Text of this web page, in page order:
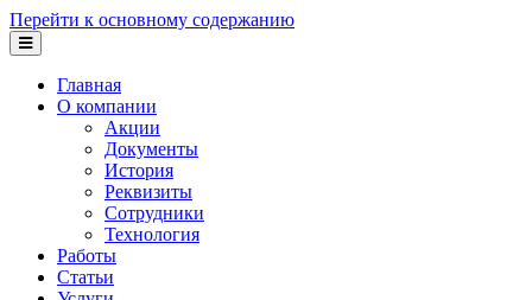
Перейти к основному содержанию
Главная
О компании
Акции
Документы
История
Реквизиты
Сотрудники
Технология
Работы
Статьи